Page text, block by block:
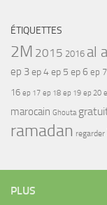
ÉTIQUETTES
2M 2015 2016 al
ep 3ep 4ep 5 ep 6 ep 7
16 ep 17 ep 18 ep 19 ep 20
marocain Ghouta
ramadan regarder
PLUS